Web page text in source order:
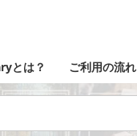
とは？ ご利用の流れ